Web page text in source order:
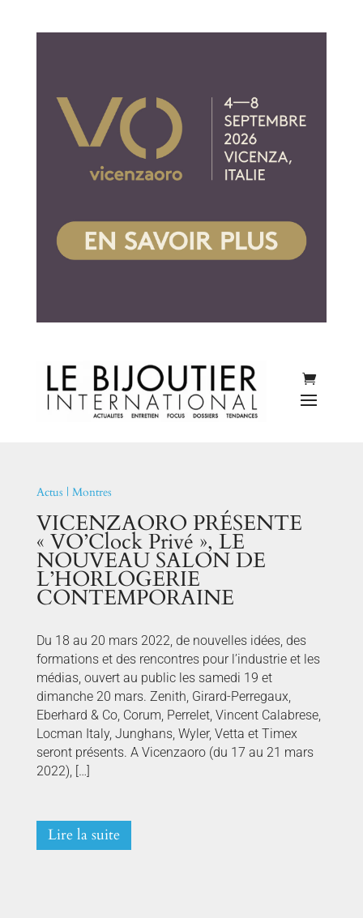
Actus | Montres
VICENZAORO PRÉSENTE
« VO’Clock Privé », LE
NOUVEAU SALON DE
L’HORLOGERIE
CONTEMPORAINE
Du 18 au 20 mars 2022, de nouvelles idées, des
formations et des rencontres pour l’industrie et les
médias, ouvert au public les samedi 19 et
dimanche 20 mars. Zenith, Girard-Perregaux,
Eberhard & Co, Corum, Perrelet, Vincent Calabrese,
Locman Italy, Junghans, Wyler, Vetta et Timex
seront présents. A Vicenzaoro (du 17 au 21 mars
2022), […]
Lire la suite